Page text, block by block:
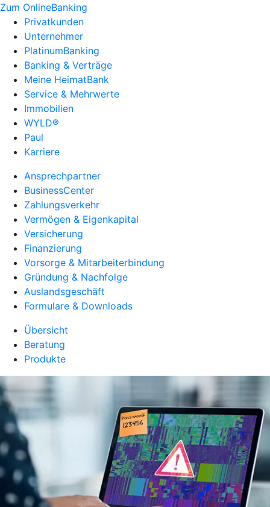
Zum OnlineBanking
Privatkunden
Unternehmer
PlatinumBanking
Banking & Verträge
Meine HeimatBank
Service & Mehrwerte
Immobilien
WYLD®
Paul
Karriere
Ansprechpartner
BusinessCenter
Zahlungsverkehr
Vermögen & Eigenkapital
Versicherung
Finanzierung
Vorsorge & Mitarbeiterbindung
Gründung & Nachfolge
Auslandsgeschäft
Formulare & Downloads
Übersicht
Beratung
Produkte